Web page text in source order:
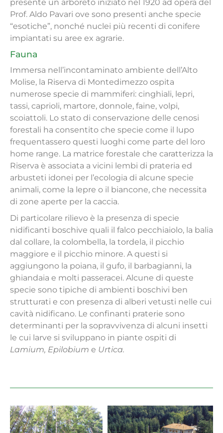
presente un arboreto iniziato nel 1920 ad opera del
Prof. Aldo Pavari ove sono presenti anche specie
“esotiche”, nonché nuclei più recenti di conifere
impiantati su aree ex agrarie.
Fauna
Immersa nell’incontaminato ambiente dell’Alto
Molise, la Riserva di Montedimezzo ospita
numerose specie di mammiferi: cinghiali, lepri,
tassi, caprioli, martore, donnole, faine, volpi,
scoiattoli. Lo stato di conservazione delle cenosi
forestali ha consentito che specie come il lupo
frequentassero questi luoghi come parte del loro
home range. La matrice forestale che caratterizza la
Riserva è associata a vicini lembi di prateria ed
arbusteti idonei per l’ecologia di alcune specie
animali, come la lepre o il biancone, che necessita
di zone aperte per la caccia.
Di particolare rilievo è la presenza di specie
nidificanti boschive quali il falco pecchiaiolo, la balia
dal collare, la colombella, la tordela, il picchio
maggiore e il picchio minore. A questi si
aggiungono la poiana, il gufo, il barbagianni, la
ghiandaia e molti passeracei. Alcune di queste
specie sono tipiche di ambienti boschivi ben
strutturati e con presenza di alberi vetusti nelle cui
cavità nidificano. Le confinanti praterie sono
determinanti per la sopravvivenza di alcuni insetti
le cui larve si sviluppano in piante ospiti di
Lamium, Epilobium e Urtica.